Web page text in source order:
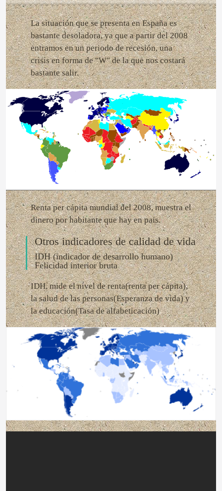
La situación que se presenta en España es
bastante desoladora, ya que a partir del 2008
entramos en un periodo de recesión, una
crisis en forma de "W" de la que nos costará
bastante salir.
Renta per cápita mundial del 2008, muestra el
dinero por habitante que hay en pais.
Otros indicadores de calidad de vida
IDH (indicador de desarrollo humano)
Felicidad interior bruta
IDH, mide el nivel de renta(renta per cápita),
la salud de las personas(Esperanza de vida) y
la educación(Tasa de alfabeticación)